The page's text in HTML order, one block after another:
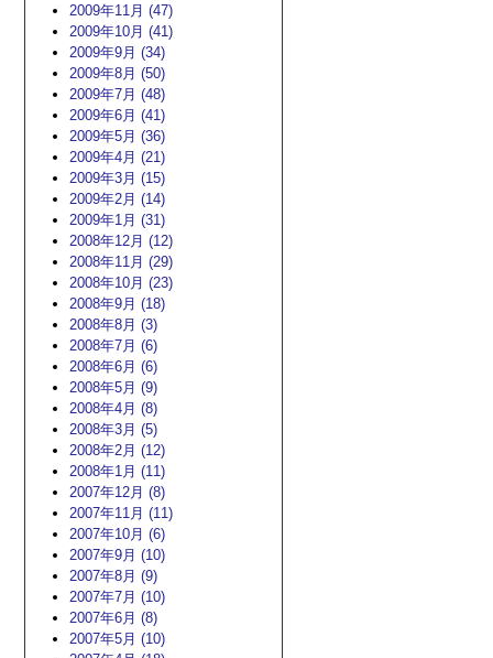
2009年11月 (47)
2009年10月 (41)
2009年9月 (34)
2009年8月 (50)
2009年7月 (48)
2009年6月 (41)
2009年5月 (36)
2009年4月 (21)
2009年3月 (15)
2009年2月 (14)
2009年1月 (31)
2008年12月 (12)
2008年11月 (29)
2008年10月 (23)
2008年9月 (18)
2008年8月 (3)
2008年7月 (6)
2008年6月 (6)
2008年5月 (9)
2008年4月 (8)
2008年3月 (5)
2008年2月 (12)
2008年1月 (11)
2007年12月 (8)
2007年11月 (11)
2007年10月 (6)
2007年9月 (10)
2007年8月 (9)
2007年7月 (10)
2007年6月 (8)
2007年5月 (10)